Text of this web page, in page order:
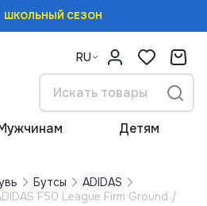
ШКОЛЬНЫЙ СЕЗОН
RU
Детям
Бутсы
ADIDAS
F50 League Firm Ground /